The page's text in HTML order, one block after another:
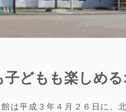
子どもも楽しめ
は平成３年４月２６日に、